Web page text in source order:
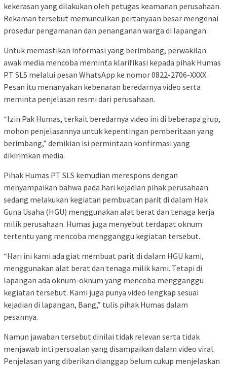
kekerasan yang dilakukan oleh petugas keamanan perusahaan.
Rekaman tersebut memunculkan pertanyaan besar mengenai
prosedur pengamanan dan penanganan warga di lapangan.
Untuk memastikan informasi yang berimbang, perwakilan
awak media mencoba meminta klarifikasi kepada pihak Humas
PT SLS melalui pesan WhatsApp ke nomor 0822-2706-XXXX.
Pesan itu menanyakan kebenaran beredarnya video serta
meminta penjelasan resmi dari perusahaan.
“Izin Pak Humas, terkait beredarnya video ini di beberapa grup,
mohon penjelasannya untuk kepentingan pemberitaan yang
berimbang,” demikian isi permintaan konfirmasi yang
dikirimkan media.
Pihak Humas PT SLS kemudian merespons dengan
menyampaikan bahwa pada hari kejadian pihak perusahaan
sedang melakukan kegiatan pembuatan parit di dalam Hak
Guna Usaha (HGU) menggunakan alat berat dan tenaga kerja
milik perusahaan. Humas juga menyebut terdapat oknum
tertentu yang mencoba mengganggu kegiatan tersebut.
“Hari ini kami ada giat membuat parit di dalam HGU kami,
menggunakan alat berat dan tenaga milik kami. Tetapi di
lapangan ada oknum-oknum yang mencoba mengganggu
kegiatan tersebut. Kami juga punya video lengkap sesuai
kejadian di lapangan, Bang,” tulis pihak Humas dalam
pesannya.
Namun jawaban tersebut dinilai tidak relevan serta tidak
menjawab inti persoalan yang disampaikan dalam video viral.
Penjelasan yang diberikan dianggap belum cukup menjelaskan